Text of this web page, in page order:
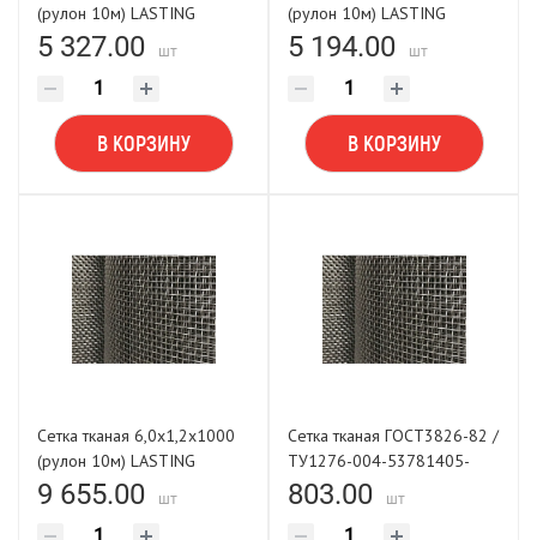
(рулон 10м) LASTING
TOOLS
5 327.00 шт
В КОРЗИНУ
(рулон 10м) LASTING
TOOLS
5 194.00 шт
В КОРЗИНУ
Сетка тканая 6,0х1,2х1000
(рулон 10м) LASTING
TOOLS
9 655.00 шт
Сетка тканая ГОСТ3826-82 /
ТУ1276-004-53781405-
2001 0,5х0,25х1000
803.00 шт